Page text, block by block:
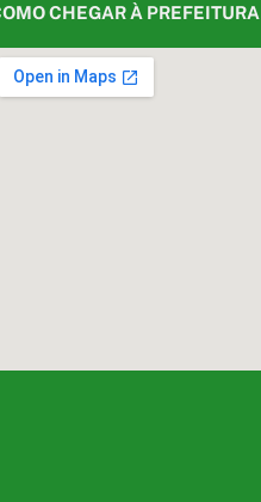
CHEGAR À PREFEITURA